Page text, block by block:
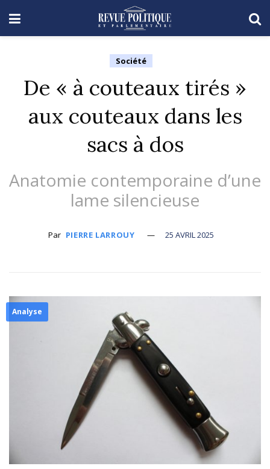
Société
De « à couteaux tirés »
aux couteaux dans les
sacs à dos
Anatomie contemporaine d’une
lame silencieuse
Par PIERRE LARROUY 25 AVRIL 2025
Analyse